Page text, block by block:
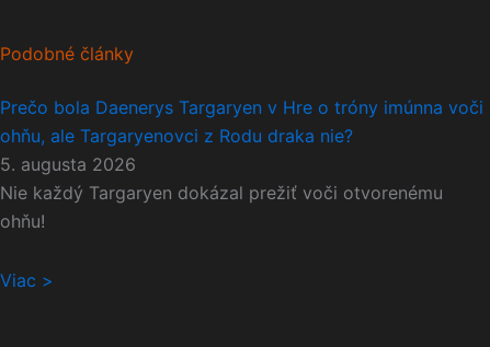
Podobné články
Prečo bola Daenerys Targaryen v Hre o tróny imúnna voči
ohňu, ale Targaryenovci z Rodu draka nie?
5. augusta 2026
Nie každý Targaryen dokázal prežiť voči otvorenému
ohňu!
Viac >